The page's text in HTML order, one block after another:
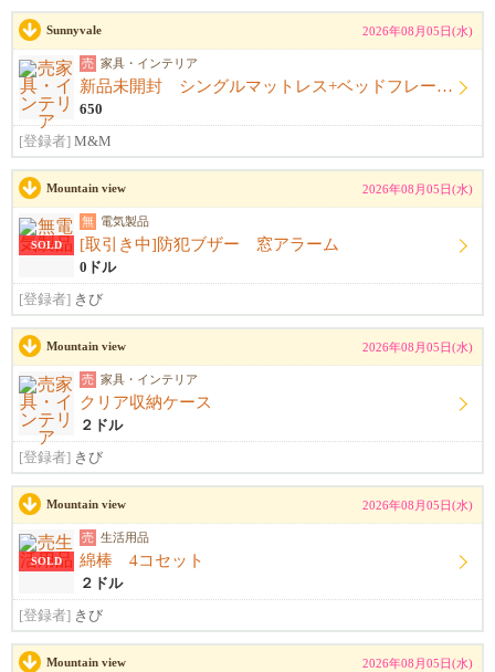
Sunnyvale 2026年08月05日(水)
売 家具・インテリア
新品未開封 シングルマットレス+ベッドフレーム+シーツ
650
[登録者] M&M
Mountain view 2026年08月05日(水)
SOLD
無 電気製品
[取引き中]防犯ブザー 窓アラーム
0ドル
[登録者] きび
Mountain view 2026年08月05日(水)
売 家具・インテリア
クリア収納ケース
２ドル
[登録者] きび
Mountain view 2026年08月05日(水)
SOLD
売 生活用品
綿棒 4コセット
２ドル
[登録者] きび
Mountain view 2026年08月05日(水)